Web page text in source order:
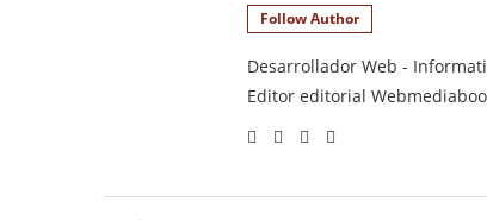
Follow Author
Desarrollador Web -
Editor editorial